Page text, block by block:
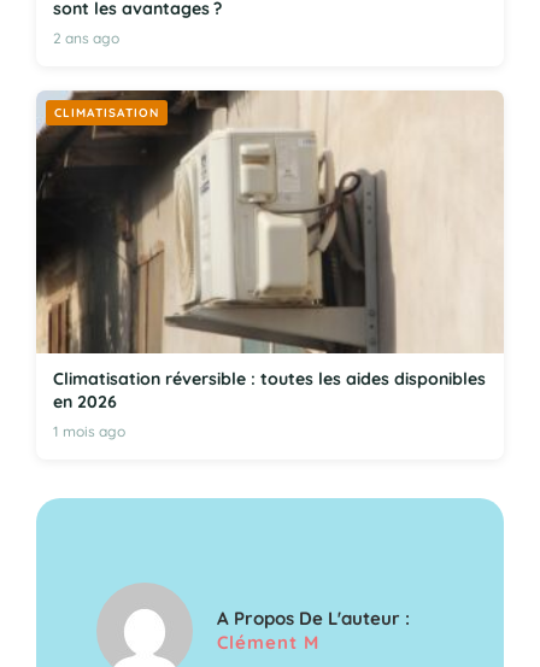
sont les avantages ?
2 ans ago
CLIMATISATION
Climatisation réversible : toutes les aides disponibles
en 2026
1 mois ago
A Propos De L'auteur :
Clément M